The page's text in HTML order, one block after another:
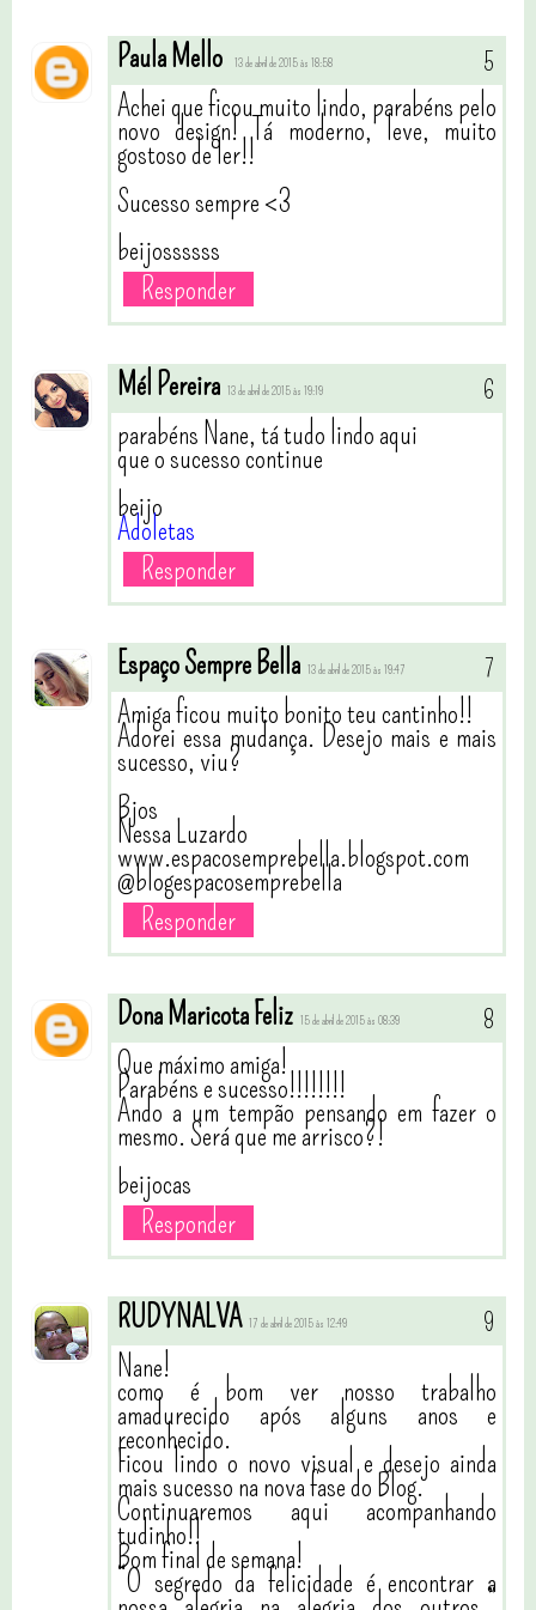
Paula Mello 13 de abril de 2015 às 18:58
Achei que ficou muito lindo, parabéns pelo
novo design! Tá moderno, leve, muito
gostoso de ler!!
Sucesso sempre <3
beijossssss
Responder
Mél Pereira 13 de abril de 2015 às 19:19
parabéns Nane, tá tudo lindo aqui
que o sucesso continue
beijo
Adoletas
Responder
Espaço Sempre Bella 13 de abril de 2015 às 19:47
Amiga ficou muito bonito teu cantinho!!
Adorei essa mudança. Desejo mais e mais
sucesso, viu?
Bjos
Nessa Luzardo
www.espacosemprebella.blogspot.com
@blogespacosemprebella
Responder
Dona Maricota Feliz 15 de abril de 2015 às 08:39
Que máximo amiga!
Parabéns e sucesso!!!!!!!!
Ando a um tempão pensando em fazer o
mesmo. Será que me arrisco?!
beijocas
Responder
RUDYNALVA 17 de abril de 2015 às 12:49
Nane!
como é bom ver nosso trabalho
amadurecido após alguns anos e
reconhecido.
Ficou lindo o novo visual e desejo ainda
mais sucesso na nova fase do Blog.
Continuaremos aqui acompanhando
tudinho!!
Bom final de semana!
“O segredo da felicidade é encontrar a